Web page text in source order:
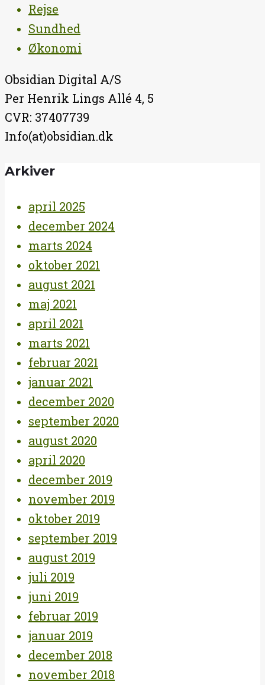
Rejse
Sundhed
Økonomi
Obsidian Digital A/S
Per Henrik Lings Allé 4, 5
CVR: 37407739
Info(at)obsidian.dk
Arkiver
april 2025
december 2024
marts 2024
oktober 2021
august 2021
maj 2021
april 2021
marts 2021
februar 2021
januar 2021
december 2020
september 2020
august 2020
april 2020
december 2019
november 2019
oktober 2019
september 2019
august 2019
juli 2019
juni 2019
februar 2019
januar 2019
december 2018
november 2018